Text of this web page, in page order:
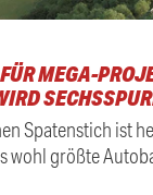
MEGA-
Spatenstich ist
wohl größte